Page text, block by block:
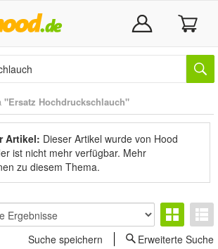
"Ersatz Hochdruckschlauch"
Artikel: Dieser Artikel wurde von Hood
ist nicht mehr verfügbar. Mehr
zu diesem Thema.
Suche speichern
Erweiterte Suche